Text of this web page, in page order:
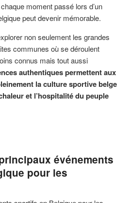
moment passé lors d’un
peut devenir mémorable.
non seulement les grandes
communes où se déroulent
connus mais tout aussi
authentiques permettent aux
la culture sportive belge
et l’hospitalité du peuple
événements
pour les